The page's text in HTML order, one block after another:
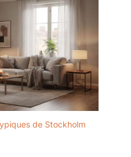
de Stockholm